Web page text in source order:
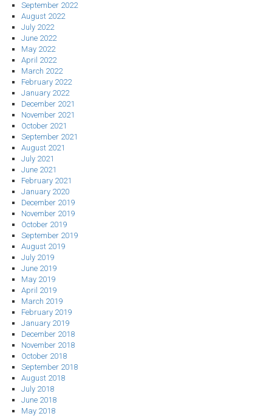
September 2022
August 2022
July 2022
June 2022
May 2022
April 2022
March 2022
February 2022
January 2022
December 2021
November 2021
October 2021
September 2021
August 2021
July 2021
June 2021
February 2021
January 2020
December 2019
November 2019
October 2019
September 2019
August 2019
July 2019
June 2019
May 2019
April 2019
March 2019
February 2019
January 2019
December 2018
November 2018
October 2018
September 2018
August 2018
July 2018
June 2018
May 2018